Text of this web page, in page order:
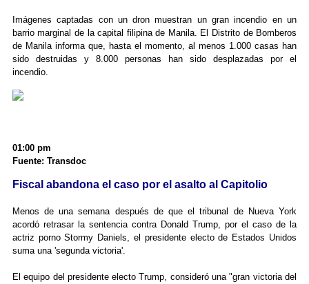
Imágenes captadas con un dron muestran un gran incendio en un
barrio marginal de la capital filipina de Manila. El Distrito de Bomberos
de Manila informa que, hasta el momento, al menos 1.000 casas han
sido destruidas y 8.000 personas han sido desplazadas por el
incendio.
01:00 pm
Fuente: Transdoc
Fiscal abandona el caso por el asalto al Capitolio
Menos de una semana después de que el tribunal de Nueva York
acordó retrasar la sentencia contra Donald Trump, por el caso de la
actriz porno Stormy Daniels, el presidente electo de Estados Unidos
suma una 'segunda victoria'.
El equipo del presidente electo Trump, consideró una "gran victoria del